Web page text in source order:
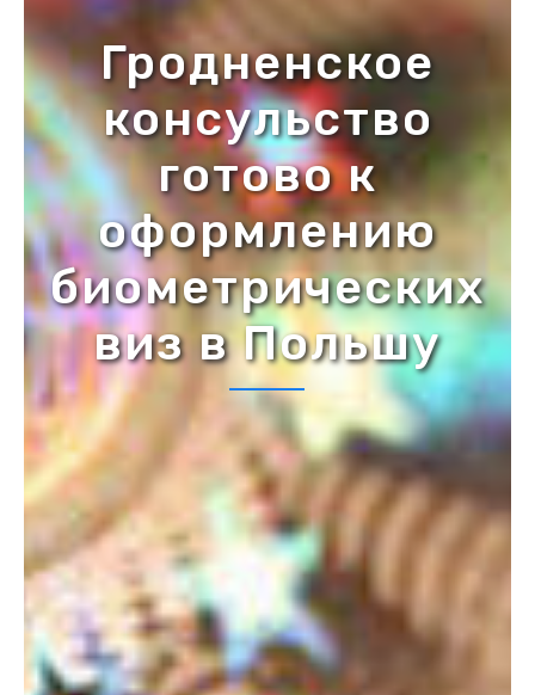
Гродненское
консульство
готово к
оформлению
биометрических
виз в Польшу